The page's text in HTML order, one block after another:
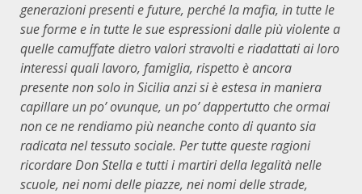
generazioni presenti e future, perché la mafia, in tutte le
sue forme e in tutte le sue espressioni dalle più violente a
quelle camuffate dietro valori stravolti e riadattati ai loro
interessi quali lavoro, famiglia, rispetto è ancora
presente non solo in Sicilia anzi si è estesa in maniera
capillare un po’ ovunque, un po’ dappertutto che ormai
non ce ne rendiamo più neanche conto di quanto sia
radicata nel tessuto sociale. Per tutte queste ragioni
ricordare Don Stella e tutti i martiri della legalità nelle
scuole, nei nomi delle piazze, nei nomi delle strade,